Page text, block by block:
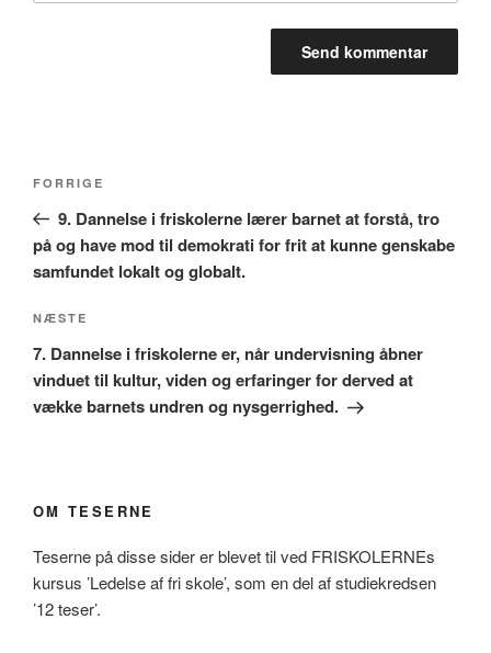
Forrige
indlæg
FORRIGE
9. Dannelse i friskolerne lærer barnet at forstå, tro
på og have mod til demokrati for frit at kunne genskabe
samfundet lokalt og globalt.
Næste
indlæg
NÆSTE
7. Dannelse i friskolerne er, når undervisning åbner
vinduet til kultur, viden og erfaringer for derved at
vække barnets undren og nysgerrighed.
OM TESERNE
Teserne på disse sider er blevet til ved FRISKOLERNEs
kursus ’Ledelse af fri skole’, som en del af studiekredsen
’12 teser’.